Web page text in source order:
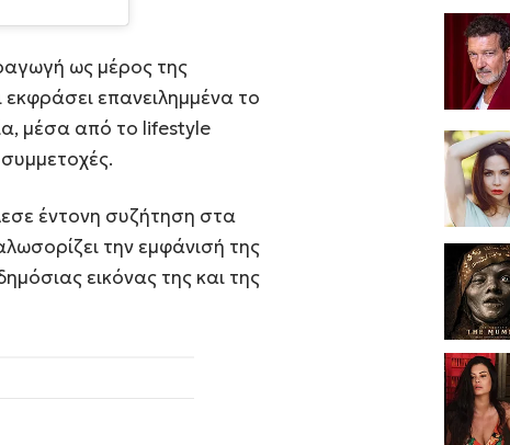
ως μέρος της
εκφράσει επανειλημμένα το
μέσα από το lifestyle
έντονη συζήτηση στα
την εμφάνισή της
εικόνας της και της